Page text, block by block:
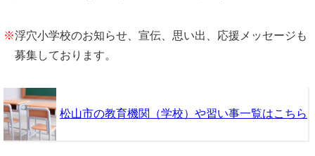
※浮穴小学校のお知らせ、宣伝、思い出、応援メッセージも
募集しております。
松山市の教育機関（学校）や習い事一覧はこちら